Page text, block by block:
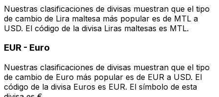
Nuestras clasificaciones de divisas muestran que el tipo
de cambio de Lira maltesa más popular es de MTL a
USD. El código de la divisa Liras maltesas es MTL.
EUR - Euro
Nuestras clasificaciones de divisas muestran que el tipo
de cambio de Euro más popular es de EUR a USD. El
código de la divisa Euros es EUR. El símbolo de esta